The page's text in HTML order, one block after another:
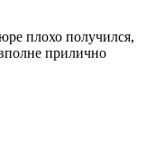
плохо получился,
прилично